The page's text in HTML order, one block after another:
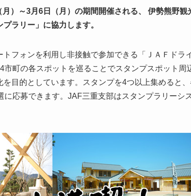
）～3月6日（月）の期間開催される、 伊勢熊野
ラリー」に協力します。
フォンを利用し非接触で参加できる「ＪＡＦドラ
市町の各スポットを巡ることでスタンプスポット周
目的としています。スタンプを4つ以上集めると
に応募できます。JAF三重支部はスタンプラリーシ